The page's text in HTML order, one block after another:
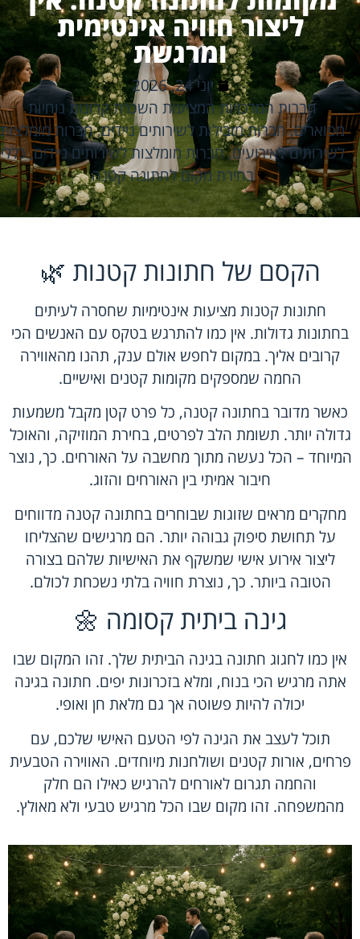
ליצור חוויה אינטימית
ומרגשת
יוני 24, 2026
חברות המרכזיות המציעות השכרת קרונות נוחיות
מפוארים,חברות מובילות לשירותים ניידים,חברות מומלצות
לשירותים לאירועים,חברות מומלצות לשירותים ניידים,כללי
בחירת מקום לחתונה קטנה
הקסם של חתונות קטנות 🌿
חתונות קטנות מציעות אינטימיות שחסרה לעיתים
בחתונות גדולות. אין כמו להתרגש בטקס עם האנשים הכי
קרובים אליך. במקום לחפש אולם ענק, תהנו מהאווירה
החמה שמספקים מקומות קטנים ואישיים.
כאשר מדובר בחתונה קטנה, כל פרט קטן מקבל משמעות
גדולה יותר. תשומת הלב לפרטים, בחירת המוזיקה, והאוכל
המיוחד – הכל נעשה מתוך מחשבה על האורחים. כך, נוצר
חיבור אמיתי בין האורחים והזוג.
מחקרים מראים שזוגות שבוחרים בחתונה קטנה מדווחים
על תחושת סיפוק גבוהה יותר. הם מרגישים שהצליחו
ליצור אירוע אישי שמשקף את האישיות שלהם בצורה
הטובה ביותר. כך, נוצרת חוויה בלתי נשכחת לכולם.
גינה ביתית קסומה 🌼
אין כמו לחגוג חתונה בגינה הביתית שלך. זהו המקום שבו
אתה מרגיש הכי בנוח, ומלא בזכרונות יפים. חתונה בגינה
יכולה להיות פשוטה אך גם מלאת חן ואופי.
תוכל לעצב את הגינה לפי הטעם האישי שלכם, עם
פרחים, אורות קטנים ושולחנות מיוחדים. האווירה הטבעית
והחמה תגרום לאורחים להרגיש כאילו הם חלק
מהמשפחה. זהו מקום שבו הכל מרגיש טבעי ולא מאולץ.